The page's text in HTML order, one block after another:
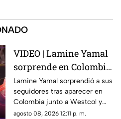
VIDEO | Lamine Yamal
sorprende en Colombia
junto a Westcol y Ryan
Castro
Lamine Yamal sorprendió a sus
seguidores tras aparecer en
Colombia junto a Westcol y
Ryan Castro en un momento
agosto 08, 2026 12:11 p. m.